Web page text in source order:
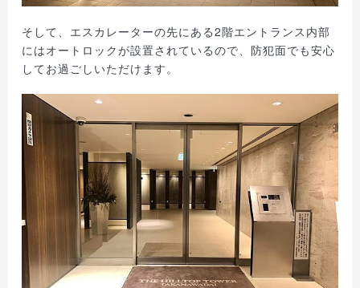
そして、エスカレーターの先にある2階エントランス内部
にはオートロックが設置されているので、防犯面でも安心
してお過ごしいただけます。